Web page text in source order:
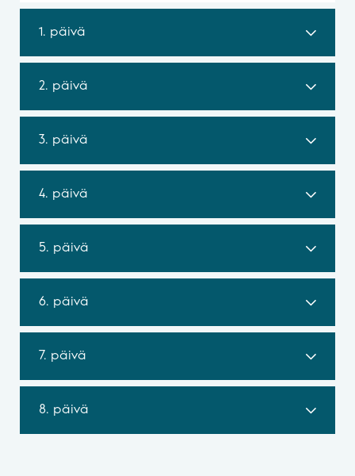
1. päivä
2. päivä
3. päivä
4. päivä
5. päivä
6. päivä
7. päivä
8. päivä